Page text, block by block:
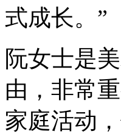
式成长。”
阮女士是
由，非常
家庭活动